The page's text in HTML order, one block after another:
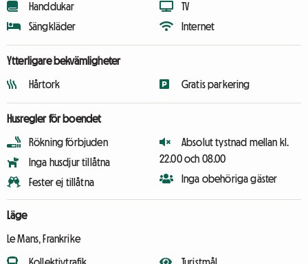
Handdukar
Sängkläder
TV
Internet
Ytterligare bekvämligheter
Hårtork Gratis parkering
Husregler för boendet
Rökning förbjuden
Inga husdjur tillåtna
Fester ej tillåtna
Absolut tystnad mellan kl.
22.00 och 08.00
Inga obehöriga gäster
Läge
Le Mans, Frankrike
Kollektivtrafik Turistmål